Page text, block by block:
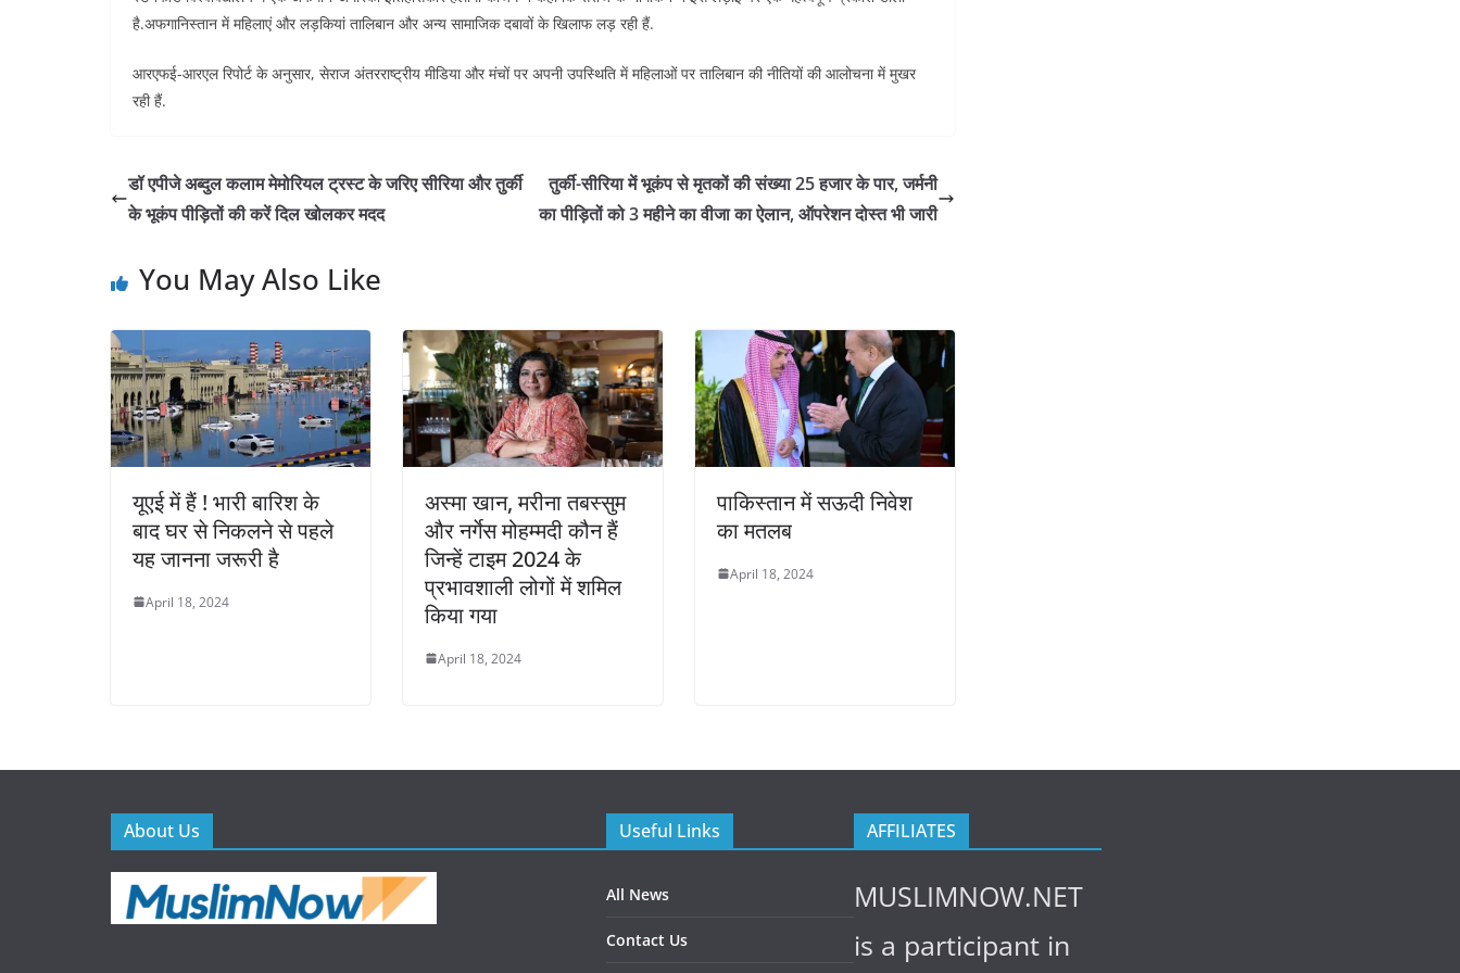
है.अफगानिस्तान में महिलाएं और लड़कियां तालिबान और अन्य सामाजिक दबावों के खिलाफ लड़ रही हैं.
आरएफई-आरएल रिपोर्ट के अनुसार, सेराज अंतरराष्ट्रीय मीडिया और मंचों पर अपनी उपस्थिति में महिलाओं पर तालिबान की नीतियों की आलोचना में मुखर
रही हैं.
डॉ एपीजे अब्दुल कलाम मेमोरियल ट्रस्ट के जरिए सीरिया और तुर्की
के भूकंप पीड़ितों की करें दिल खोलकर मदद
तुर्की-सीरिया में भूकंप से मृतकों की संख्या 25 हजार के पार, जर्मनी
का पीड़ितों को 3 महीने का वीजा का ऐलान, ऑपरेशन दोस्त भी जारी
You May Also Like
यूएई में हैं ! भारी बारिश के
बाद घर से निकलने से पहले
यह जानना जरूरी है
April 18, 2024
अस्मा खान, मरीना तबस्सुम
और नर्गेस मोहम्मदी कौन हैं
जिन्हें टाइम 2024 के
प्रभावशाली लोगों में शमिल
किया गया
April 18, 2024
पाकिस्तान में सऊदी निवेश
का मतलब
April 18, 2024
About Us Useful Links
All News
Contact Us
AFFILIATES
MUSLIMNOW.NET
is a participant in